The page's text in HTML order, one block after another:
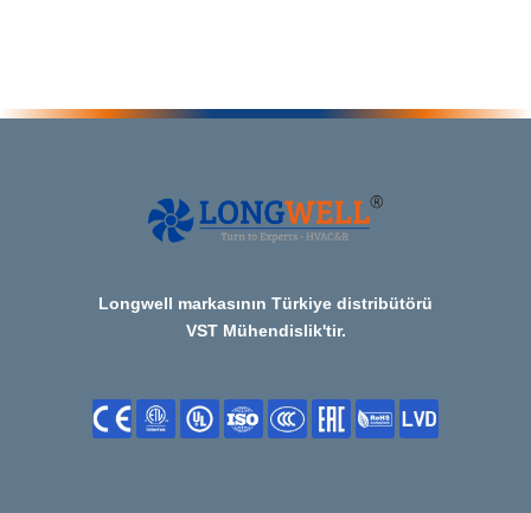
Longwell markasının Türkiye distribütörü
VST Mühendislik'tir.